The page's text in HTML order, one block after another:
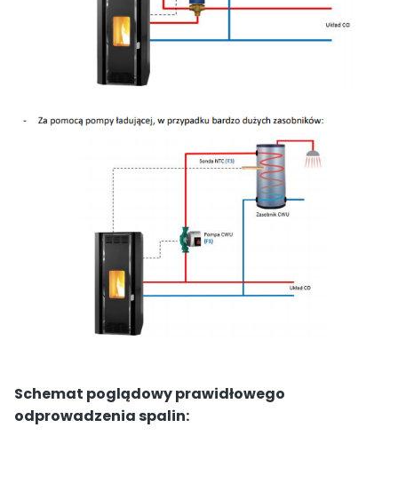
Schemat poglądowy prawidłowego
odprowadzenia spalin: